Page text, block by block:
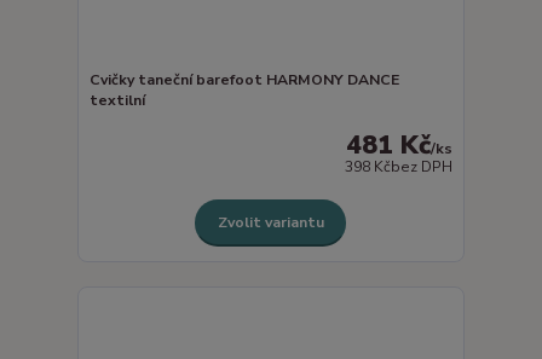
Cvičky taneční barefoot HARMONY DANCE
textilní
481 Kč/ks
398 Kčbez DPH
Zvolit variantu